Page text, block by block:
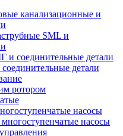
канализационные и
SML и
соединительные детали
детали
ротором
насосы
насосы